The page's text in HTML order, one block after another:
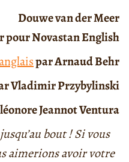
Douwe van der Meer
pour Novastan English
par Arnaud Behr
Vladimir Przybylinski
Jeannot Ventura
bout ! Si vous
aimerions avoir votre